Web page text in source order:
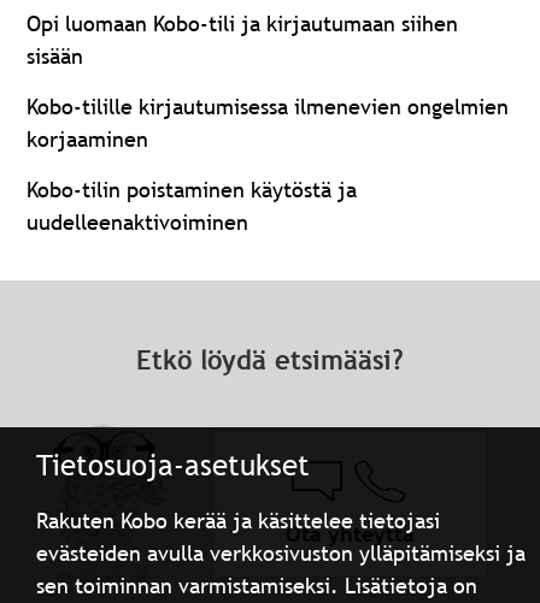
Tietosuoja-asetukset
Rakuten Kobo kerää ja käsittelee tietojasi
evästeiden avulla verkkosivuston ylläpitämiseksi ja
sen toiminnan varmistamiseksi. Lisätietoja on
Opi luomaan Kobo-tili ja kirjautumaan siihen
sisään
Kobo-tilille kirjautumisessa ilmenevien ongelmien
korjaaminen
Kobo-tilin poistaminen käytöstä ja
uudelleenaktivoiminen
Etkö löydä etsimääsi?
Ota yhteyttä